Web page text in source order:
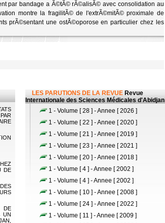
par bandage a Ã©tÃ© rÃ©alisÃ© avec consolidation au
montre la fragilitÃ© de l'extrÃ©mitÃ© proximale de
prÃ©sentant une ostÃ©oporose en particulier chez les
DE
DE
UN
LES PARUTIONS DE LA REVUE Revue
Internationale des Sciences Médicales d'Abidjan
1 - Volume [ 28 ] - Annee [ 2026 ]
1 - Volume [ 22 ] - Annee [ 2020 ]
1 - Volume [ 21 ] - Annee [ 2019 ]
1 - Volume [ 23 ] - Annee [ 2021 ]
1 - Volume [ 20 ] - Annee [ 2018 ]
1 - Volume [ 4 ] - Annee [ 2002 ]
1 - Volume [ 4 ] - Annee [ 2002 ]
1 - Volume [ 10 ] - Annee [ 2008 ]
1 - Volume [ 24 ] - Annee [ 2022 ]
1 - Volume [ 11 ] - Annee [ 2009 ]